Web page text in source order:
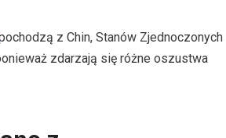
z Chin, Stanów Zjednoczonych
zdarzają się różne oszustwa